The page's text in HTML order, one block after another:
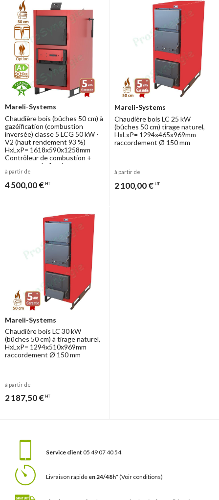
Mareli-Systems
Chaudière bois (bûches 50 cm) à
gazéification (combustion
inversée) classe 5 LCG 50 kW -
V2 (haut rendement 93 %)
HxLxP= 1618x590x1258mm
Contrôleur de combustion +
extracteur de fumée et
raccordement Ø150mm
à partir de
4 500,00 € HT
Mareli-Systems
Chaudière bois LC 25 kW
(bûches 50 cm) tirage naturel,
HxLxP= 1294x465x969mm
raccordement Ø 150 mm
à partir de
2 100,00 € HT
Mareli-Systems
Chaudière bois LC 30 kW
(bûches 50 cm) à tirage naturel,
HxLxP= 1294x510x969mm
raccordement Ø 150 mm
à partir de
2 187,50 € HT
Service client 05 49 07 40 54
Livraison rapide en 24/48h*(Voir conditions)